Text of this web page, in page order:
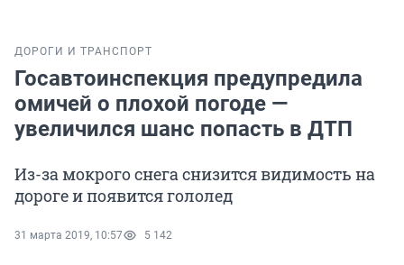
ДОРОГИ И ТРАНСПОРТ
Госавтоинспекция предупредила
омичей о плохой погоде —
увеличился шанс попасть в ДТП
Из-за мокрого снега снизится видимость на
дороге и появится гололед
31 марта 2019, 10:57 5 142